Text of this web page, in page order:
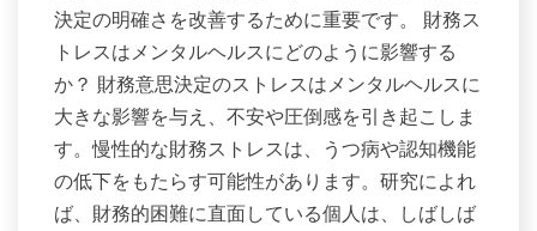
決定の明確さを改善するために重要です。 財務ス
トレスはメンタルヘルスにどのように影響する
か？ 財務意思決定のストレスはメンタルヘルスに
大きな影響を与え、不安や圧倒感を引き起こしま
す。慢性的な財務ストレスは、うつ病や認知機能
の低下をもたらす可能性があります。研究によれ
ば、財務的困難に直面している個人は、しばしば